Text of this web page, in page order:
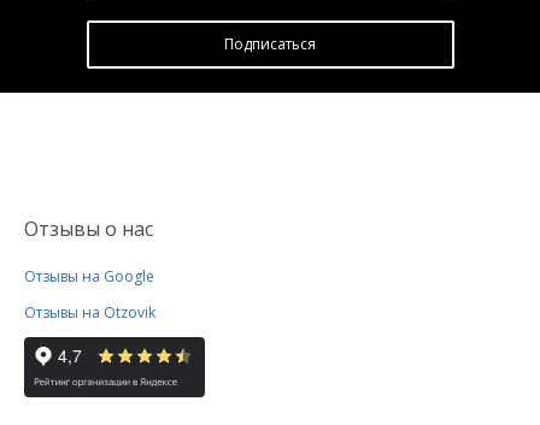
Подписатьcя
Отзывы о нас
Отзывы на Google
Отзывы на Otzovik